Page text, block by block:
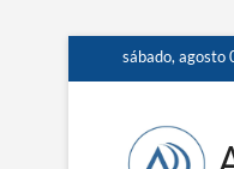
sábado, agosto